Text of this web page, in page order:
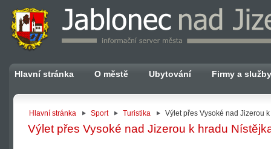
Hlavní stránka O městě Ubytování Firmy a služby
Hlavní stránka Sport Turistika Výlet přes Vysoké nad Jizerou
Výlet přes Vysoké nad Jizerou k hradu